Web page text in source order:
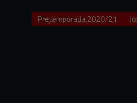
Pretemporada 2020/21